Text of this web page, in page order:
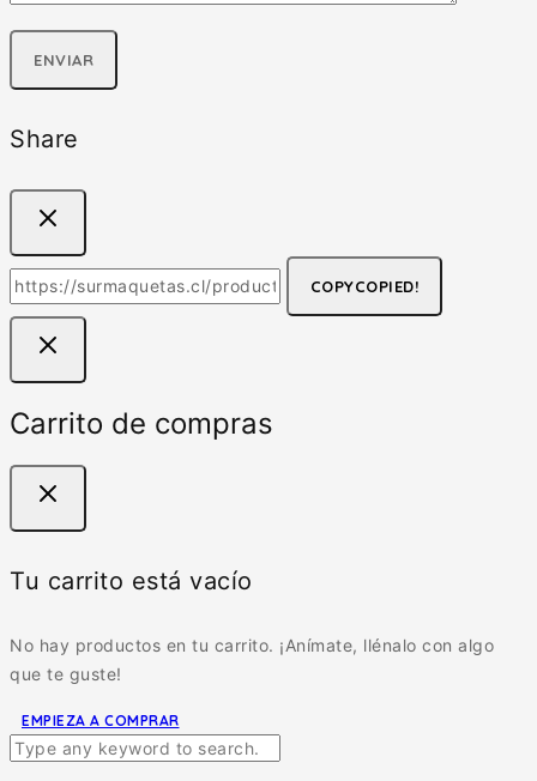
Share
COPYCOPIED!
Carrito de compras
Tu carrito está vacío
No hay productos en tu carrito. ¡Anímate, llénalo con algo
que te guste!
EMPIEZA A COMPRAR